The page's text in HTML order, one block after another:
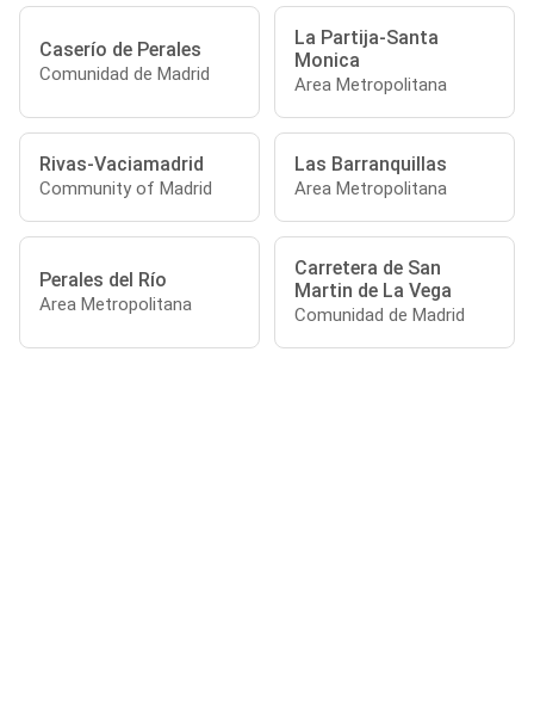
Caserío de Perales
Comunidad de Madrid
La Partija-Santa
Monica
Area Metropolitana
Rivas-Vaciamadrid
Community of Madrid
Las Barranquillas
Area Metropolitana
Perales del Río
Area Metropolitana
Carretera de San
Martin de La Vega
Comunidad de Madrid